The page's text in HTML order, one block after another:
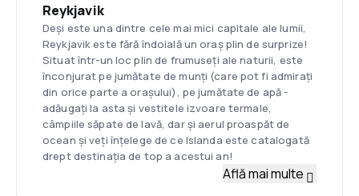
Reykjavik
Deși este una dintre cele mai mici capitale ale lumii,
Reykjavik este fără îndoială un oraș plin de surprize!
Situat într-un loc plin de frumuseți ale naturii, este
înconjurat pe jumătate de munți (care pot fi admirați
din orice parte a orașului), pe jumătate de apă -
adăugați la asta și vestitele izvoare termale,
câmpiile săpate de lavă, dar și aerul proaspăt de
ocean și veți înțelege de ce Islanda este catalogată
drept destinația de top a acestui an!
Află mai multe